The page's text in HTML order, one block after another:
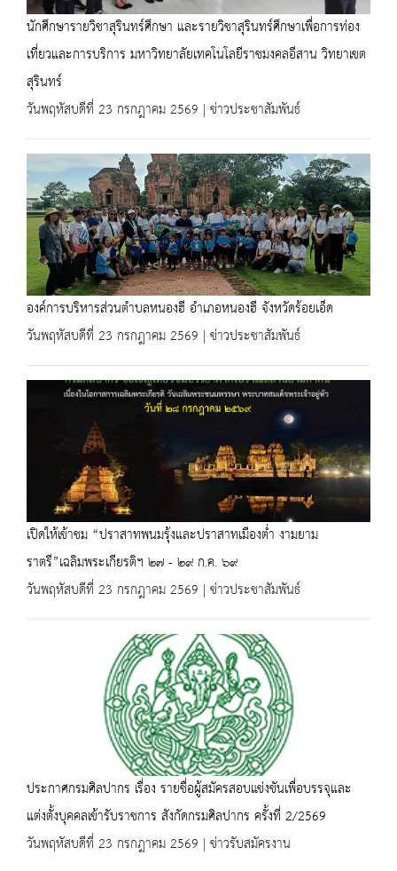
นักศึกษารายวิชาสุรินทร์ศึกษา และรายวิชาสุรินทร์ศึกษาเพื่อการท่อง
เที่ยวและการบริการ มหาวิทยาลัยเทคโนโลยีราชมงคลอีสาน วิทยาเขต
สุรินทร์
วันพฤหัสบดีที่ 23 กรกฎาคม 2569 | ข่าวประชาสัมพันธ์
องค์การบริหารส่วนตำบลหนองฮี อำเภอหนองฮี จังหวัดร้อยเอ็ด
วันพฤหัสบดีที่ 23 กรกฎาคม 2569 | ข่าวประชาสัมพันธ์
เปิดให้เข้าชม “ปราสาทพนมรุ้งและปราสาทเมืองต่ำ งามยาม
ราตรี”เฉลิมพระเกียรติฯ ๒๗ - ๒๙ ก.ค. ๖๙
วันพฤหัสบดีที่ 23 กรกฎาคม 2569 | ข่าวประชาสัมพันธ์
ประกาศกรมศิลปากร เรื่อง รายชื่อผู้สมัครสอบแข่งขันเพื่อบรรจุและ
แต่งตั้งบุคคลเข้ารับราชการ สังกัดกรมศิลปากร ครั้งที่ 2/2569
วันพฤหัสบดีที่ 23 กรกฎาคม 2569 | ข่าวรับสมัครงาน